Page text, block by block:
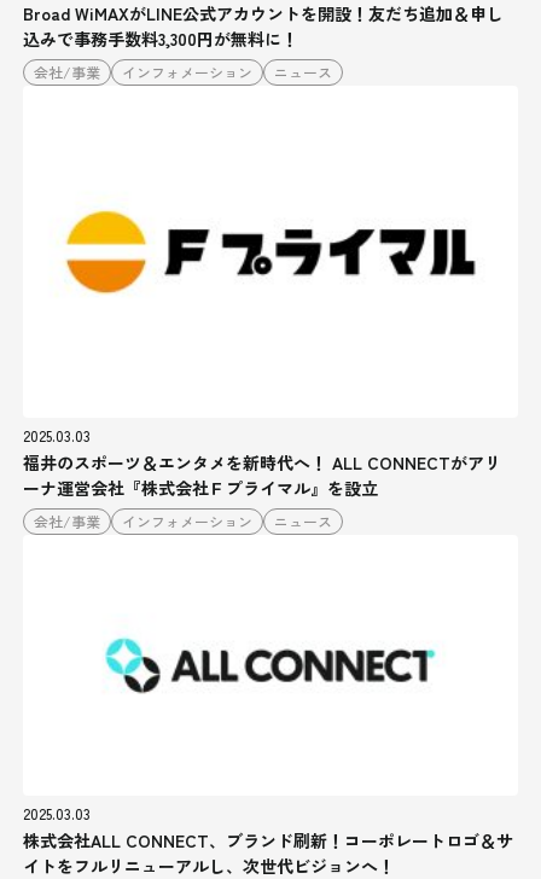
Broad WiMAXがLINE公式アカウントを開設！友だち追加＆申し
込みで事務手数料3,300円が無料に！
会社/事業 インフォメーション ニュース
2025.03.03
福井のスポーツ＆エンタメを新時代へ！ ALL CONNECTがアリ
ーナ運営会社『株式会社Ｆプライマル』を設立
会社/事業 インフォメーション ニュース
2025.03.03
株式会社ALL CONNECT、ブランド刷新！コーポレートロゴ＆サ
イトをフルリニューアルし、次世代ビジョンへ！